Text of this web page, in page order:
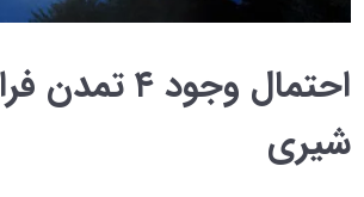
احتمال
شیری